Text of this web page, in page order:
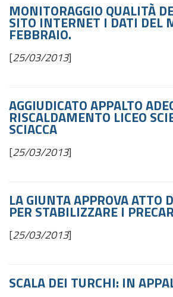
MONITORAGGIO QUALITÀ
SITO INTERNET I DATI DEL
FEBBRAIO.
[25/03/2013]
AGGIUDICATO APPALTO
RISCALDAMENTO LICEO
SCIACCA
[25/03/2013]
LA GIUNTA APPROVA ATTO
PER STABILIZZARE I
[25/03/2013]
SCALA DEI TURCHI: IN